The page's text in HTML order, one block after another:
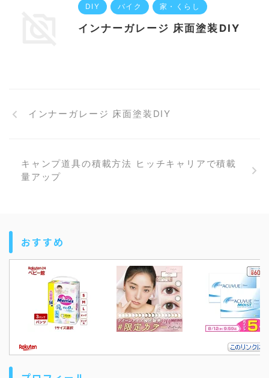
DIY バイク 家・くらし
インナーガレージ 床面塗装DIY
インナーガレージ 床面塗装DIY
キャンプ道具の積載方法 ヒッチキャリアで積載
量アップ
おすすめ